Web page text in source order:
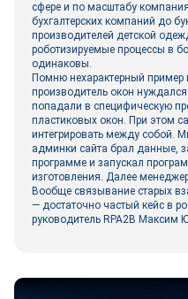
сфере и по масштабу
бухгалтерских компаний до
производителей детской
роботизируемые процессы в
одинаковы.
Помню нехарактерный пример
производитель окон
попадали в специфическую
пластиковых окон. При этом
интегрировать между собой.
админки сайта брал данные,
программе и запускал
изготовления. Далее
Вообще связывание старых
— достаточно частый кейс в
руководитель RPA2B Максим